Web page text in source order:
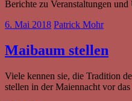
Berichte zu Veranstaltungen
6. Mai 2018 Patrick Mohr
Maibaum stellen
Viele kennen sie, die Tradition
stellen in der Maiennacht vor